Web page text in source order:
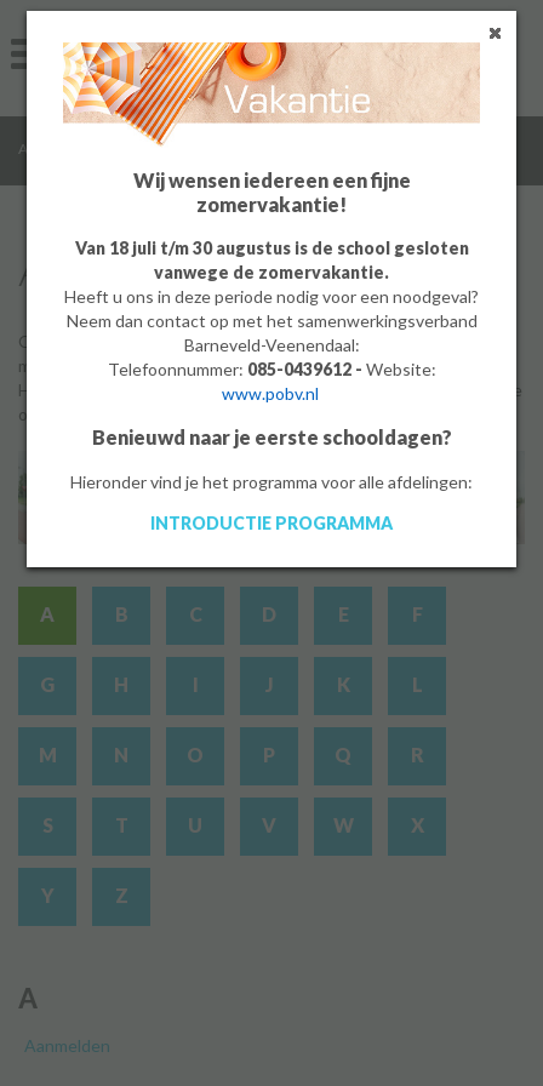
Wij wensen iedereen een fijne
zomervakantie!
Van 18 juli t/m 30 augustus is de school gesloten
vanwege de zomervakantie.
Heeft u ons in deze periode nodig voor een noodgeval?
Neem dan contact op met het samenwerkingsverband
Barneveld-Veenendaal:
Telefoonnummer: 085-0439612 - Website:
www.pobv.nl
Benieuwd naar je eerste schooldagen?
Hieronder vind je het programma voor alle afdelingen:
INTRODUCTIE PROGRAMMA
Algemeen
Groep 8
Leerlingen
Werken bij
Inloggen
Algemeen Algemene informatie
ABCDe Meerwaarde
Op onze school kun je alle kanten op. Om je al snel wegwijs te
maken op onze school hebben we een handig overzicht gemaakt.
Hieronder staan in alfabetische volgorde alle belangrijke dingen die
op onze school voorkomen.
A B C D E F
G H I J K L
M N O P Q R
S T U V W X
Y Z
A
Aanmelden